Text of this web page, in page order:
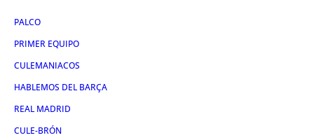
PALCO
PRIMER EQUIPO
CULEMANIACOS
HABLEMOS DEL BARÇA
REAL MADRID
CULE-BRÓN